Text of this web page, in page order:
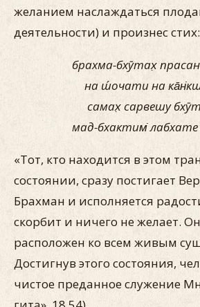
желанием наслаждаться
деятельности) и произнес стих:
брахма-бхӯтах̣
на ш́очати на
самах̣ сарвешу
мад-бхактим̇
«Тот, кто находится в этом
состоянии, сразу постигает
Брахман и исполняется
скорбит и ничего не желает.
расположен ко всем живым
Достигнув этого состояния,
чистое преданное служение